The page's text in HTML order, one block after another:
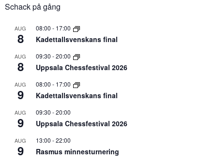
Schack på gång
AUG
8
08:00 - 17:00
Kadettallsvenskans final
AUG
8
09:30 -20:00
Uppsala Chessfestival 2026
AUG
9
08:00 - 17:00
Kadettallsvenskans final
AUG
9
09:30 -20:00
Uppsala Chessfestival 2026
AUG
9
13:00 -22:00
Rasmus minnesturnering